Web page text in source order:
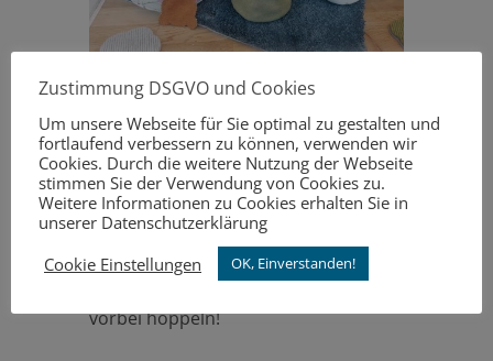
Noch keine Idee für Ostern? dann hop
hop einfach bei Thiveßen & Eschdorf
vorbei hoppeln!
Zustimmung DSGVO und Cookies
Um unsere Webseite für Sie optimal zu gestalten und
fortlaufend verbessern zu können, verwenden wir
Cookies. Durch die weitere Nutzung der Webseite
stimmen Sie der Verwendung von Cookies zu.
Weitere Informationen zu Cookies erhalten Sie in
unserer Datenschutzerklärung
Cookie Einstellungen
OK, Einverstanden!